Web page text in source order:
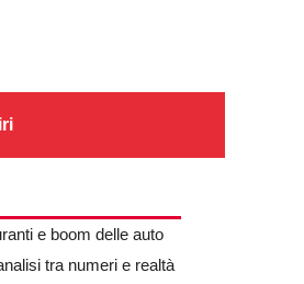
e boom delle auto
tra numeri e realtà